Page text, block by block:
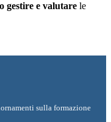
gestire e valutare le
sulla formazione